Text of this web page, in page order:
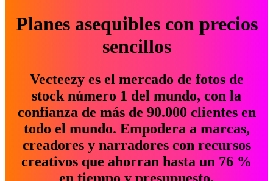
Planes asequibles con precios
sencillos
Vecteezy es el mercado de fotos de
stock número 1 del mundo, con la
confianza de más de 90.000 clientes en
todo el mundo. Empodera a marcas,
creadores y narradores con recursos
creativos que ahorran hasta un 76 %